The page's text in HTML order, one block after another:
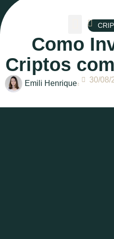
Como
Criptos
Emili Henrique 30/08/